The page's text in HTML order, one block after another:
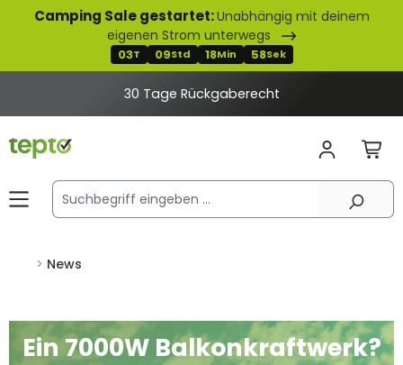
springen
Camping Sale gestartet:Unabhängig mit deinem
eigenen Strom unterwegs
03T 09Std 18Min 57Sek
2% Rabatt bei Banküberweisung
News
Ein 7000W Balkonkraftwerk?